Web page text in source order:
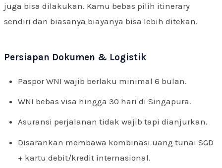
juga bisa dilakukan. Kamu bebas pilih itinerary
sendiri dan biasanya biayanya bisa lebih ditekan.
Persiapan Dokumen & Logistik
Paspor WNI wajib berlaku minimal 6 bulan.
WNI bebas visa hingga 30 hari di Singapura.
Asuransi perjalanan tidak wajib tapi dianjurkan.
Disarankan membawa kombinasi uang tunai SGD
+ kartu debit/kredit internasional.